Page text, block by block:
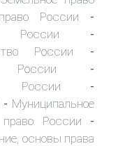
России -
России -
России -
-
России -
- Муниципальное
право России -
основы права